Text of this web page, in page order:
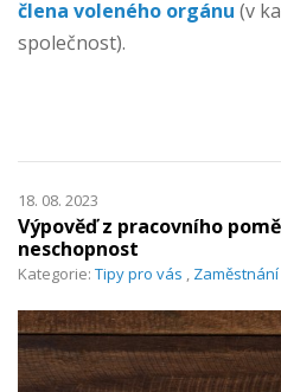
člena voleného orgánu (v
společnost).
18. 08. 2023
Výpověď z pracovního
neschopnost
Kategorie: Tipy pro vás , Zaměstnání